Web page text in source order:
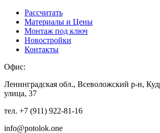
Рассчитать
Материалы и Цены
Монтаж под ключ
Новостройки
Контакты
Офис:
Ленинградская обл., Всеволожский р-н,
улица, 37
тел. +7 (911) 922-81-16
info@potolok.one